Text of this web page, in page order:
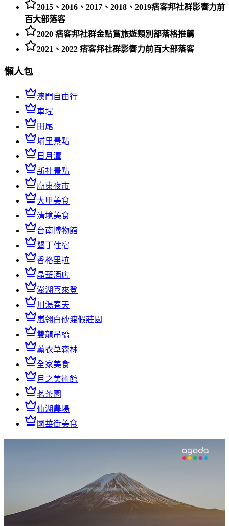
2015、2016、2017、2018、2019痞客邦社群影響力前
百大部落客
2020 痞客邦社群金點賞旅遊類別部落格推薦
2021、2022 痞客邦社群影響力前百大部落客
懶人包
澳門自由行
車埕
田尾
埔里景點
日月潭
新社景點
廟東夜市
大甲美食
清境美食
台南博物館
墾丁住宿
香格里拉
晶華酒店
澎湖喜來登
川湯春天
嵐翎白砂渡假莊園
雙龍吊橋
薰衣草森林
全家美食
月之美術館
茗茶園
仙湖農場
國華街美食